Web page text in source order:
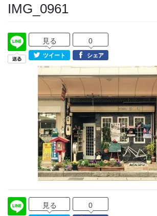
IMG_0961
見る
ツイート
0
シェア
見る 0